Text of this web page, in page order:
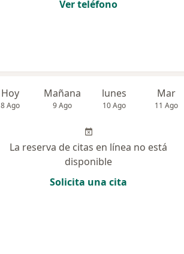
Ver teléfono
Hoy
8 Ago
Mañana
9 Ago
lunes
10 Ago
Mar
11 Ago
La reserva de citas en línea no está
disponible
Solicita una cita